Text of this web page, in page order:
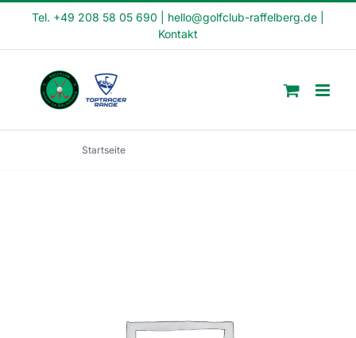
Tel. +49 208 58 05 690 hello@golfclub-raffelberg.de
Kontakt
Startseite